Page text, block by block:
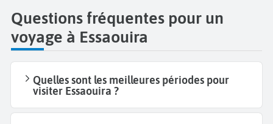
Questions fréquentes pour un
voyage à Essaouira
Quelles sont les meilleures périodes pour
visiter Essaouira ?